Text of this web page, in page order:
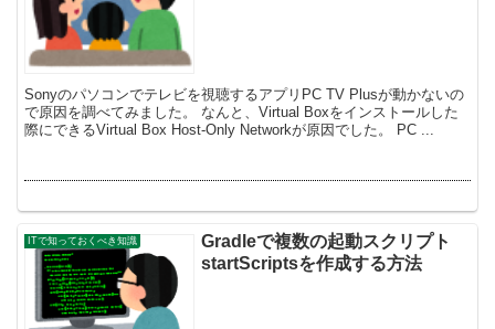
Sonyのパソコンでテレビを視聴するアプリPC TV Plusが動かないの
で原因を調べてみました。 なんと、Virtual Boxをインストールした
際にできるVirtual Box Host-Only Networkが原因でした。 PC ...
ITで知っておくべき知識
Gradleで複数の起動スクリプト
startScriptsを作成する方法